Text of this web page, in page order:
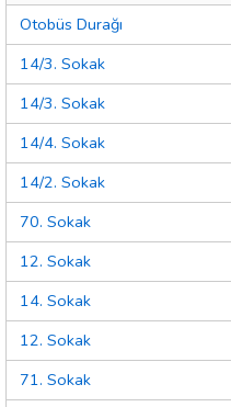
Otobüs Durağı
14/3. Sokak
14/3. Sokak
14/4. Sokak
14/2. Sokak
70. Sokak
12. Sokak
14. Sokak
12. Sokak
71. Sokak